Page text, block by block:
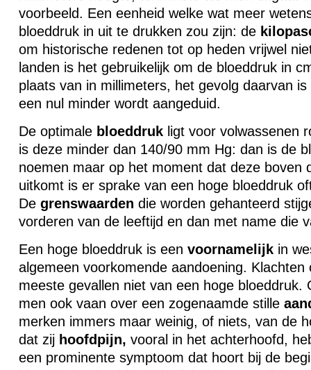
voorbeeld. Een eenheid welke wat meer
bloeddruk in uit te drukken zou zijn: de
om historische redenen tot op heden vrijwel
landen is het gebruikelijk om de bloeddruk in
plaats van in millimeters, het gevolg daarvan
een nul minder wordt aangeduid.
De optimale bloeddrukligt voor volwassenen
is deze minder dan 140/90 mm Hg: dan is de
noemen maar op het moment dat deze boven
uitkomt is er sprake van een hoge bloeddruk
De grenswaarden die worden gehanteerd
vorderen van de leeftijd en dan met name die
Een hoge bloeddruk is een voornamelijkin
algemeen voorkomende aandoening. Klachten
meeste gevallen niet van een hoge bloeddruk.
men ook vaan over een zogenaamde stille
merken immers maar weinig, of niets, van de
dat zij hoofdpijn, vooral in het achterhoofd,
een prominente symptoom dat hoort bij de